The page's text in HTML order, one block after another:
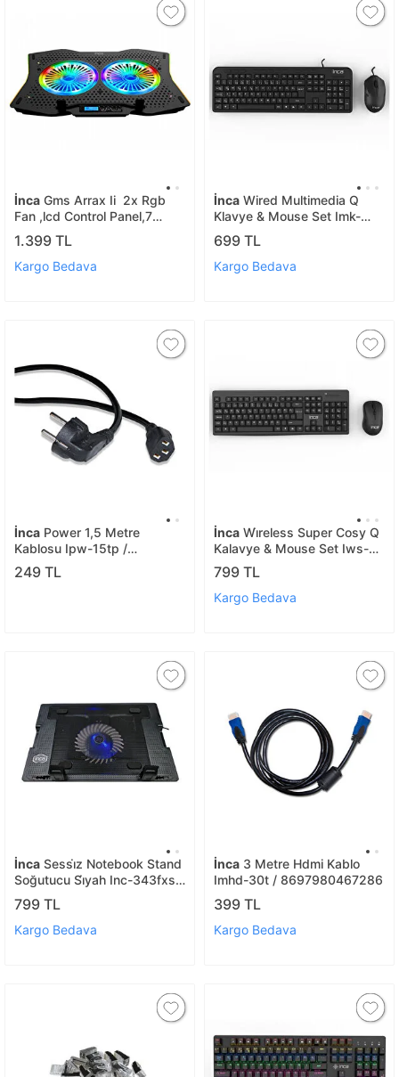
İnca Gms Arrax Ii 2x Rgb
Fan ,lcd Control Panel,7
Kademe 10”-18” Gami̇ng
Notebook Soğutucu Inc-
606tgs / 8681949011405
1.399 TL
Kargo Bedava
İnca Wired Multimedia Q
Klavye & Mouse Set Imk-
375t / 8681949011481
699 TL
Kargo Bedava
İnca Power 1,5 Metre
Kablosu Ipw-15tp /
8697980467538
249 TL
İnca Wi̇reless Super Cosy Q
Kalavye & Mouse Set Iws-
539t / 8681949011429
799 TL
Kargo Bedava
İnca Sessi̇z Notebook Stand
Soğutucu Si̇yah Inc-343fxs /
8681949011399
799 TL
Kargo Bedava
İnca 3 Metre Hdmi Kablo
Imhd-30t / 8697980467286
399 TL
Kargo Bedava